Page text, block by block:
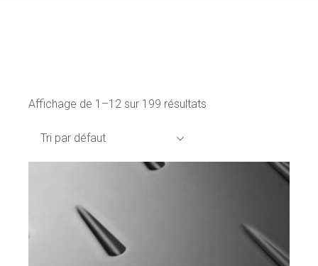
Affichage de 1–12 sur 199 résultats
Tri par défaut